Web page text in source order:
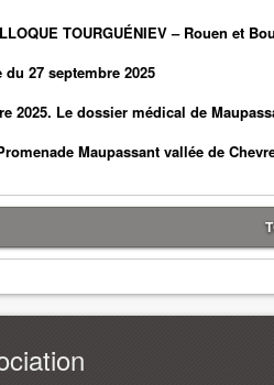
TOURGUÉNIEV – Rouen et
27 septembre 2025
2025. Le dossier médical de
Maupassant vallée de